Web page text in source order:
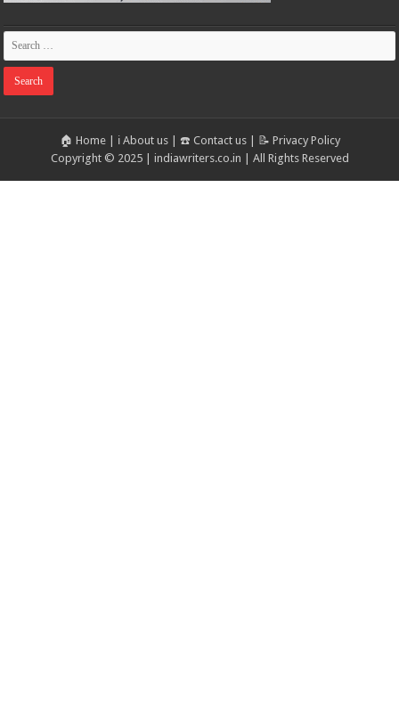
🏠 Home| ℹ️ About us| ☎️ Contact us| 📝 Privacy Policy
Copyright © 2025 | indiawriters.co.in | All Rights Reserved